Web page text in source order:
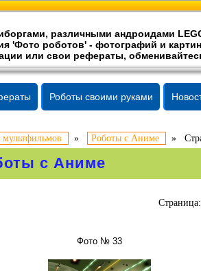
различными андроидами
'Фото роботов' - фотографий и
или свои рефераты,
Роботы своими руками
» Роботы с Аниме »
с Аниме
Страница:
Фото № 33